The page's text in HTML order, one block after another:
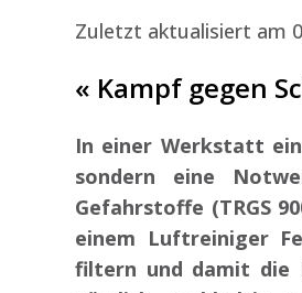
Zuletzt aktualisiert am
« Kampf gegen
In einer Werkstatt
sondern eine
Gefahrstoffe (TRGS
einem Luftreiniger
filtern und damit die